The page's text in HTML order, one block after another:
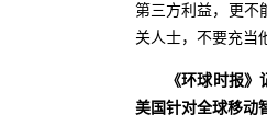
第三方利益，更不
关人士，不要充当
《环球时报
美国针对全球移动